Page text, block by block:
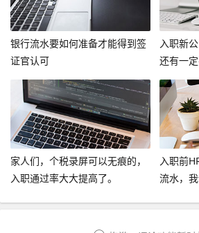
银行流水要如何准备才能得到签
证官认可
入职新
还有一
家人们，个税录屏可以无痕的，
入职通过率大大提高了。
入职前
流水，